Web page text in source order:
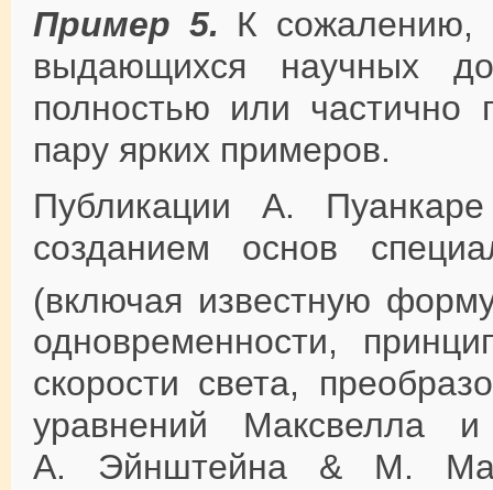
Пример 5. К сожалению,
выдающихся научных
полностью или частично
пару ярких примеров.
Публикации А.
созданием основ
(включая известную
одновременности,
скорости света,
уравнений Максвелла
А. Эйнштейна & М.